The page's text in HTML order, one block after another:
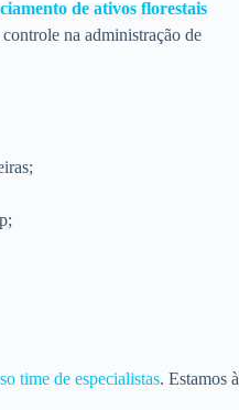
de ativos florestais
na administração de
time de especialistas. Estamos à